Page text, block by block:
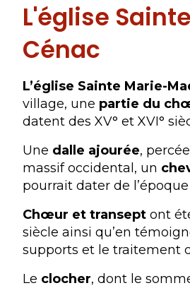
L'église
Cénac
L’église Sainte Marie-
village, une partie du
datent des XV° et XVI°
Une dalle ajourée,
massif occidental, un
pourrait dater de
Chœur et transept ont
siècle ainsi qu’en
supports et le traitement
Le clocher, dont le